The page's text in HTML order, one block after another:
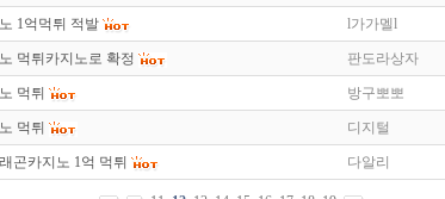
1억먹튀 적발 l가가멜l
먹튀카지노로 확정 판도라상자
먹튀 방구뽀뽀
먹튀 디지털
곤카지노 1억 먹튀 다알리